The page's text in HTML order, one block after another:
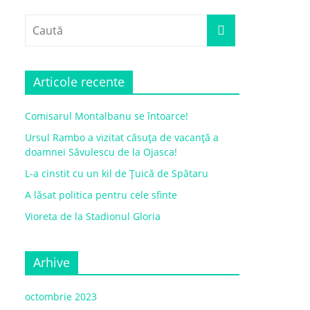
Articole recente
Comisarul Montalbanu se întoarce!
Ursul Rambo a vizitat căsuța de vacanță a
doamnei Săvulescu de la Ojasca!
L-a cinstit cu un kil de Țuică de Spătaru
A lăsat politica pentru cele sfinte
Vioreta de la Stadionul Gloria
Arhive
octombrie 2023